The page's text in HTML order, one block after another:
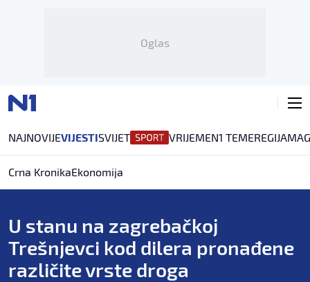
Oglas
NAJNOVIJEVIJESTISVIJET VRIJEMEN1 TEMEREGIJA
Crna KronikaEkonomija
U stanu na zagrebačkoj
Trešnjevci kod dilera pronađene
različite vrste droga